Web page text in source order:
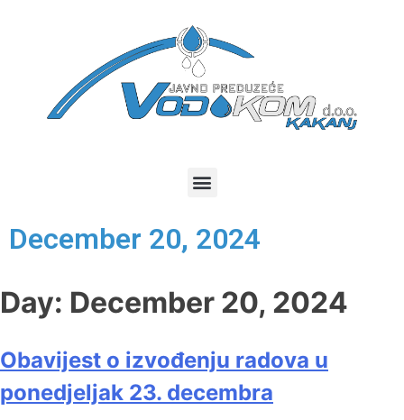
December 20, 2024
Day: December 20, 2024
Obavijest o izvođenju radova u
ponedjeljak 23. decembra